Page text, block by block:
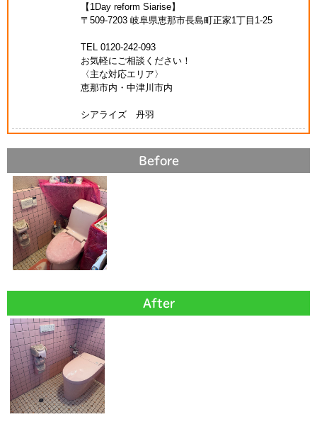
【1Day reform Siarise】
〒509-7203 岐阜県恵那市長島町正家1丁目1-25
TEL 0120-242-093
お気軽にご相談ください！
〈主な対応エリア〉
恵那市内・中津川市内
シアライズ 丹羽
Before
After